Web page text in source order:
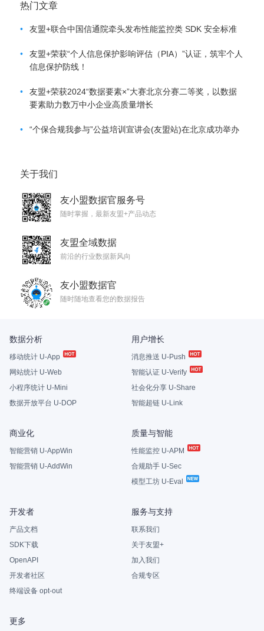
热门文章
• 友盟+联合中国信通院牵头发布性能监控类 SDK 安全标准
•
友盟+荣获“个人信息保护影响评估（PIA）”认证，筑牢个人
信息保护防线！
•
友盟+荣获2024“数据要素×”大赛北京分赛二等奖，以数据
要素助力数万中小企业高质量增长
• “个保合规我参与”公益培训宣讲会(友盟站)在北京成功举办
关于我们
友小盟数据官服务号
随时掌握，最新友盟+产品动态
友盟全域数据
前沿的行业数据新风向
友小盟数据官
随时随地查看您的数据报告
数据分析
移动统计 U-App
网站统计 U-Web
小程序统计 U-Mini
数据开放平台 U-DOP
用户增长
消息推送 U-Push
智能认证 U-Verify
社会化分享 U-Share
智能超链 U-Link
商业化
智能营销 U-AppWin
智能营销 U-AddWin
质量与智能
性能监控 U-APM
合规助手 U-Sec
模型工坊 U-Eval
开发者
产品文档
SDK下载
OpenAPI
开发者社区
终端设备 opt-out
服务与支持
联系我们
关于友盟+
加入我们
合规专区
更多